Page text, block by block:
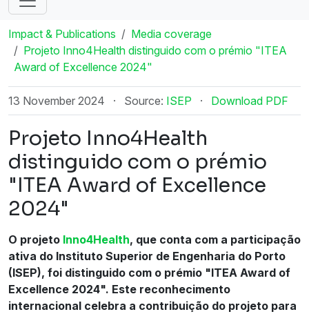
Impact & Publications
Media coverage
Projeto Inno4Health distinguido com o prémio "ITEA
Award of Excellence 2024"
13 November 2024 · Source: ISEP · Download PDF
Projeto Inno4Health
distinguido com o prémio
"ITEA Award of Excellence
2024"
O projeto Inno4Health, que conta com a participação
ativa do Instituto Superior de Engenharia do Porto
(ISEP), foi distinguido com o prémio "ITEA Award of
Excellence 2024". Este reconhecimento
internacional celebra a contribuição do projeto para